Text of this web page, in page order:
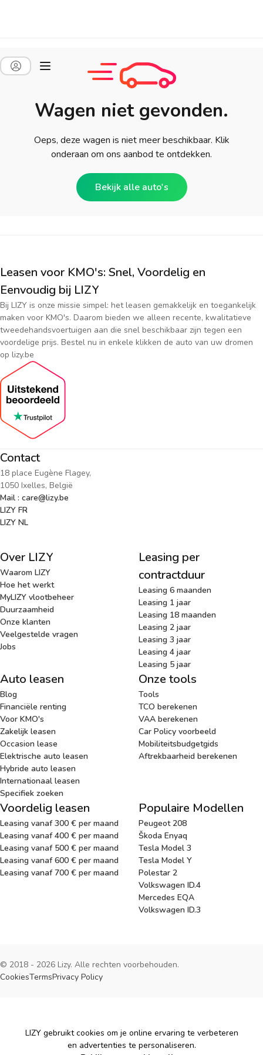
Wagen niet gevonden.
Oeps, deze wagen is niet meer beschikbaar. Klik
onderaan om ons aanbod te ontdekken.
Bekijk alle auto's
Leasen voor KMO's: Snel, Voordelig en
Eenvoudig bij LIZY
Bij LIZY is onze missie simpel: het leasen gemakkelijk en toegankelijk
maken voor KMO's. Daarom bieden we alleen recente, kwalitatieve
tweedehandsvoertuigen aan die snel beschikbaar zijn tegen een
voordelige prijs. Bestel nu in enkele klikken de auto van uw dromen
op lizy.be
Contact
18 place Eugène Flagey,
1050 Ixelles, België
Mail : care@lizy.be
LIZY FR
LIZY NL
Over LIZY
Waarom LIZY
Hoe het werkt
MyLIZY vlootbeheer
Duurzaamheid
Onze klanten
Veelgestelde vragen
Jobs
Leasing per
contractduur
Leasing 6 maanden
Leasing 1 jaar
Leasing 18 maanden
Leasing 2 jaar
Leasing 3 jaar
Leasing 4 jaar
Leasing 5 jaar
Auto leasen
Blog
Financiële renting
Voor KMO's
Zakelijk leasen
Occasion lease
Elektrische auto leasen
Hybride auto leasen
Internationaal leasen
Specifiek zoeken
Onze tools
Tools
TCO berekenen
VAA berekenen
Car Policy voorbeeld
Mobiliteitsbudgetgids
Aftrekbaarheid berekenen
Voordelig leasen
Leasing vanaf 300 € per maand
Leasing vanaf 400 € per maand
Leasing vanaf 500 € per maand
Leasing vanaf 600 € per maand
Leasing vanaf 700 € per maand
Populaire Modellen
Peugeot 208
Škoda Enyaq
Tesla Model 3
Tesla Model Y
Polestar 2
Volkswagen ID.4
Mercedes EQA
Volkswagen ID.3
© 2018 - 2026 Lizy. Alle rechten voorbehouden.
CookiesTermsPrivacy Policy
Cookies
LIZY gebruikt cookies om je online ervaring te verbeteren
en advertenties te personaliseren.